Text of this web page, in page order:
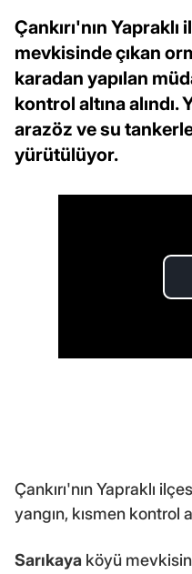
Çankırı'nın
mevkisinde çıkan
karadan yapılan
kontrol altına alındı.
arazöz ve su
yürütülüyor.
Çankırı'nın Yapraklı
yangın, kısmen kontrol
Sarıkaya köyü